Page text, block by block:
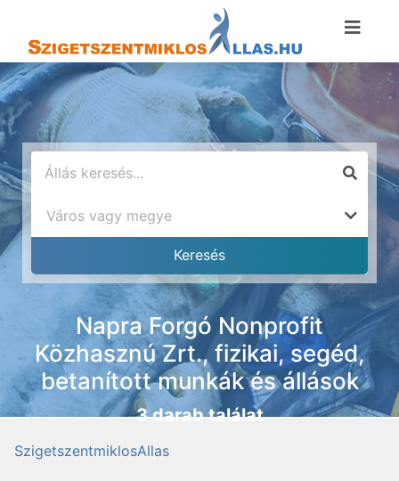
Napra Forgó Nonprofit
Közhasznú Zrt., fizikai, segéd,
betanított munkák és állások
3 darab találat
SzigetszentmiklosAllas